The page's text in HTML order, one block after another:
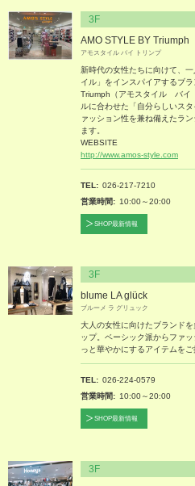
3F
AMO STYLE BY Triumph
アモスタイル バイ トリンプ
新時代の女性たちに向けて、
イル」をインスパイアする
Triumph（アモスタイル バイ
ルに合わせた「自分らしいス
ァッション性を兼ね備えたラ
ます。
WEBSITE
http://www.amos-style.com
TEL
026-217-7210
営業時間
10:00～20:00
SHOP最新情報
3F
blume LA glück
ブルーメ ラ グリュック
大人の女性に向けたブランド
ップ。ベーシック派からファ
っと華やかにするアイテムをご
TEL
026-224-0579
営業時間
10:00～20:00
SHOP最新情報
3F